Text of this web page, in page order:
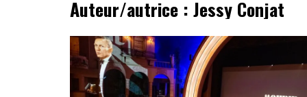
Auteur/autrice : Jessy Conjat